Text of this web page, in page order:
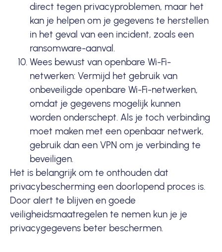
direct tegen privacyproblemen, maar het
kan je helpen om je gegevens te herstellen
in het geval van een incident, zoals een
ransomware-aanval.
Wees bewust van openbare Wi-Fi-
netwerken: Vermijd het gebruik van
onbeveiligde openbare Wi-Fi-netwerken,
omdat je gegevens mogelijk kunnen
worden onderschept. Als je toch verbinding
moet maken met een openbaar netwerk,
gebruik dan een VPN om je verbinding te
beveiligen.
Het is belangrijk om te onthouden dat
privacybescherming een doorlopend proces is.
Door alert te blijven en goede
veiligheidsmaatregelen te nemen kun je je
privacygegevens beter beschermen.